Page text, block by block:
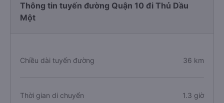
Thông tin tuyến đường Quận 10 đi Thủ Dầu
Một
Chiều dài tuyến đường 36 km
Thời gian di chuyển 1.3 giờ